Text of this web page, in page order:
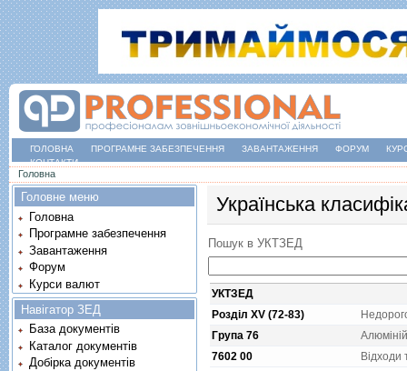
ГОЛОВНА ПРОГРАМНЕ ЗАБЕЗПЕЧЕННЯ ЗАВАНТАЖЕННЯ ФОРУМ
КОНТАКТИ
Ви є тут
Головна
Українська
Пошук в УКТЗЕД
УКТЗЕД
Розділ XV (72-83)
Група 76
Алюмiнiй
7602 00
Вiдходи
Головне меню
Головна
Програмне забезпечення
Завантаження
Форум
Курси валют
Навігатор ЗЕД
База документів
Каталог документів
Добірка документів